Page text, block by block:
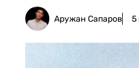
Аружан Сапаров 5